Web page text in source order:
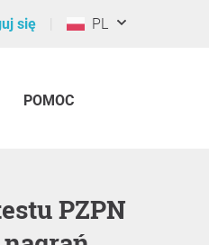
się PL
POMOC